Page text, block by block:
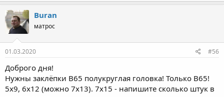
а
к
ц
и
и
:
Buran
матрос
01.03.2020 #56
Доброго дня!
Нужны заклёпки В65 полукруглая головка! Только В65!
5х9, 6х12 (можно 7х13). 7х15 - напишите сколько штук в